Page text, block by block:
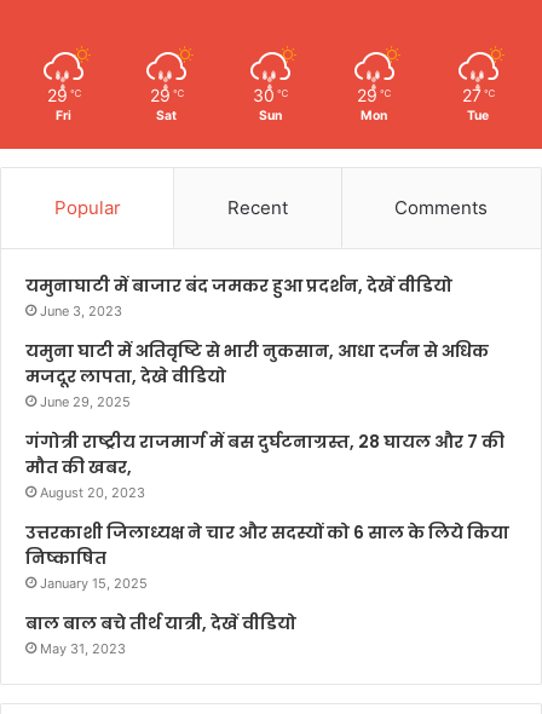
29 ℃
Fri
29 ℃
Sat
30 ℃
Sun
29 ℃
Mon
27 ℃
Tue
Popular Recent Comments
यमुनाघाटी में बाजार बंद जमकर हुआ प्रदर्शन, देखें वीडियो
June 3, 2023
यमुना घाटी में अतिवृष्टि से भारी नुकसान, आधा दर्जन से अधिक
मजदूर लापता, देखे वीडियो
June 29, 2025
गंगोत्री राष्ट्रीय राजमार्ग में बस दुर्घटनाग्रस्त, 28 घायल और 7 की
मौत की खबर,
August 20, 2023
उत्तरकाशी जिलाध्यक्ष ने चार और सदस्यों को 6 साल के लिये किया
निष्काषित
January 15, 2025
बाल बाल बचे तीर्थ यात्री, देखें वीडियो
May 31, 2023